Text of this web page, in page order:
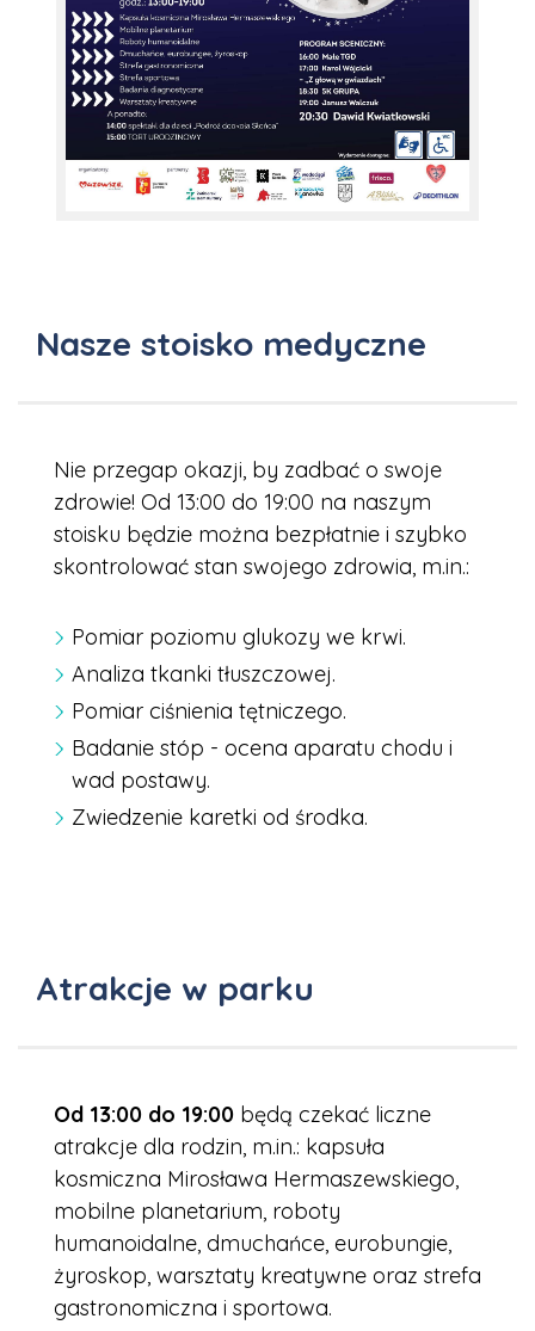
Nasze stoisko medyczne
Nie przegap okazji, by zadbać o swoje
zdrowie! Od 13:00 do 19:00 na naszym
stoisku będzie można bezpłatnie i szybko
skontrolować stan swojego zdrowia, m.in.:
Pomiar poziomu glukozy we krwi.
Analiza tkanki tłuszczowej.
Pomiar ciśnienia tętniczego.
Badanie stóp - ocena aparatu chodu i
wad postawy.
Zwiedzenie karetki od środka.
Atrakcje w parku
Od 13:00 do 19:00 będą czekać liczne
atrakcje dla rodzin, m.in.: kapsuła
kosmiczna Mirosława Hermaszewskiego,
mobilne planetarium, roboty
humanoidalne, dmuchańce, eurobungie,
żyroskop, warsztaty kreatywne oraz strefa
gastronomiczna i sportowa.